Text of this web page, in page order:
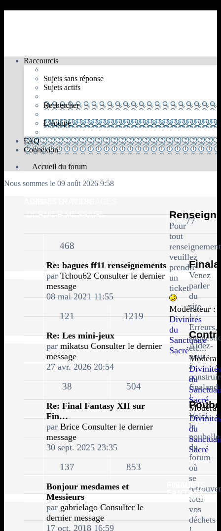
Raccourcis
Sujets sans réponse
Sujets actifs
Rechercher
L’équipe
FAQ
Connexion
Accueil du forum
Nous sommes le 09 août 2026 9:58
DERNIER MESSAGE
Pour
tout
renseignement
veuillez
prendre
un
ticket
Modérateur :
Divinités
du
Sanctuaire
Sacré
77
468
Re: bagues ff11 renseignements
par Tchou62 Consulter le dernier
message
08 mai 2021 11:55
Venez
parler
du
site
!
Erreurs,
etc...
Divinités
du
Sacré
121 1219
Re: Les mini-jeux
par mikatsu Consulter le dernier
message
27 avr. 2026 20:54
Aidez-
nous
à
finaland
!
Divinités
du
Sacré
38 504
Re: Final Fantasy XII sur
Fin…
par Brice Consulter le dernier
message
30 sept. 2025 23:35
Voici
la
poubelle
du
forum
où
se
tous
vos
déchets
137 853
Bonjour mesdames et
Messieurs
par gabrielago Consulter le
dernier message
17 oct. 2018 16:59
FANTASY
SUJETS
MESSAGES